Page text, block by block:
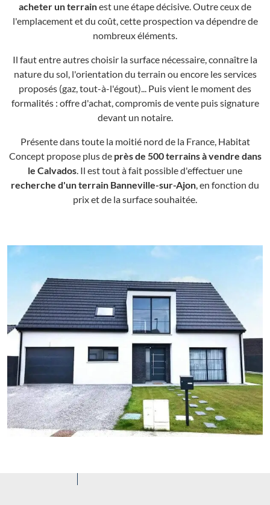
acheter un terrainest une étape décisive. Outre ceux de
l'emplacement et du coût, cette prospection va dépendre de
nombreux éléments.
Il faut entre autres choisir la surface nécessaire, connaître la
nature du sol, l'orientation du terrain ou encore les services
proposés (gaz, tout-à-l'égout)... Puis vient le moment des
formalités : offre d'achat, compromis de vente puis signature
devant un notaire.
Présente dans toute la moitié nord de la France, Habitat
Concept propose plus de près de 500 terrains à vendre dans
le Calvados. Il est tout à fait possible d'effectuer une
recherche d'un terrain Banneville-sur-Ajon, en fonction du
prix et de la surface souhaitée.